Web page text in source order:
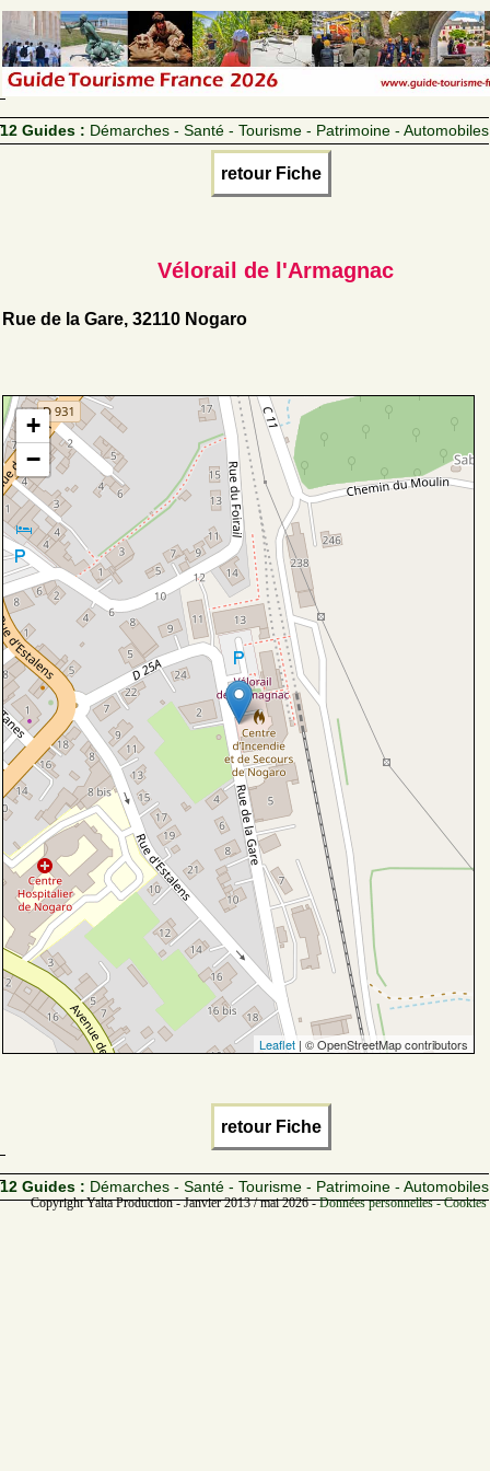
12 Guides : Démarches - Santé - Tourisme - Patrimoine - Automobiles
retour Fiche
Vélorail de l'Armagnac
Rue de la Gare, 32110 Nogaro
+
−
Leaflet | © OpenStreetMap contributors
retour Fiche
12 Guides : Démarches - Santé - Tourisme - Patrimoine - Automobiles
Copyright Yalta Production - Janvier 2013 / mai 2026 -Données personnelles -